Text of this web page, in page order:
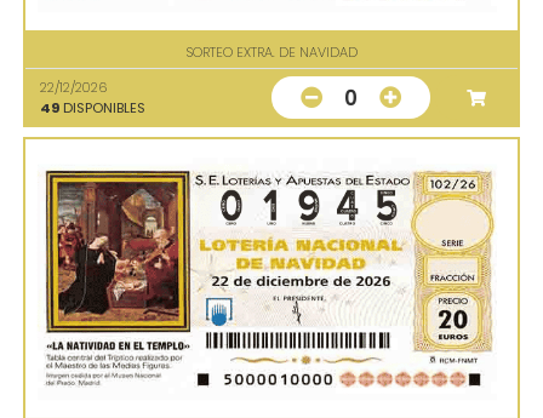
SORTEO EXTRA. DE NAVIDAD
22/12/2026
49 DISPONIBLES 0